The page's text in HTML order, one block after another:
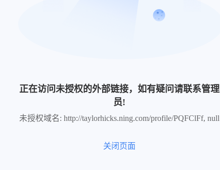
正在访问未授权的外部链接，如有疑问请联系管理
员!
未授权域名: http://taylorhicks.ning.com/profile/PQFClFf, null
关闭页面